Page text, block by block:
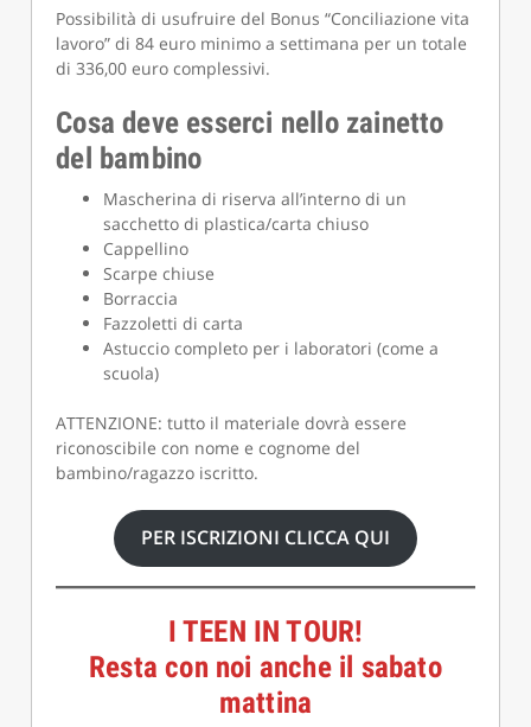
Possibilità di usufruire del Bonus “Conciliazione vita
lavoro” di 84 euro minimo a settimana per un totale
di 336,00 euro complessivi.
Cosa deve esserci nello zainetto
del bambino
Mascherina di riserva all’interno di un
sacchetto di plastica/carta chiuso
Cappellino
Scarpe chiuse
Borraccia
Fazzoletti di carta
Astuccio completo per i laboratori (come a
scuola)
ATTENZIONE: tutto il materiale dovrà essere
riconoscibile con nome e cognome del
bambino/ragazzo iscritto.
PER ISCRIZIONI CLICCA QUI
I TEEN IN TOUR!
Resta con noi anche il sabato
mattina